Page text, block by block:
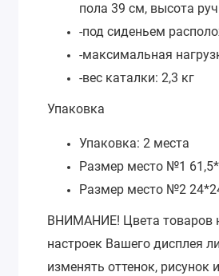
пола 39 см, высота
-под сиденьем
-максимальная
-вес каталки: 2,3 кг
Упаковка
Упаковка: 2 места
Размер место №1
Размер место №2
ВНИМАНИЕ! Цвета товаров
настроек Вашего дисплея
изменять оттенок,